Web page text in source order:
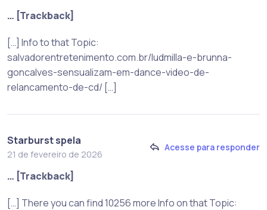
… [Trackback]
[…] Info to that Topic:
salvadorentretenimento.com.br/ludmilla-e-brunna-
goncalves-sensualizam-em-dance-video-de-
relancamento-de-cd/ […]
Starburst spela
21 de fevereiro de 2026
Acesse para responder
… [Trackback]
[…] There you can find 10256 more Info on that Topic: